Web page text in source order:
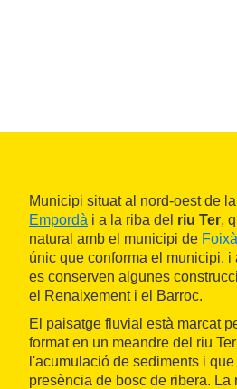
Municipi situat al nord-oest de
Empordà i a la riba del riu Ter,
natural amb el municipi de Foixà
únic que conforma el municipi, i
es conserven algunes
el Renaixement i el Barroc.
El paisatge fluvial està marcat
format en un meandre del riu
l'acumulació de sediments i
presència de bosc de ribera. La